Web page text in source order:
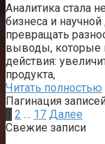
Аналитика стала
бизнеса и
превращать
выводы, которые
действия:
продукта,
Читать полностью
Пагинация
2 … 17 Далее
Свежие записи